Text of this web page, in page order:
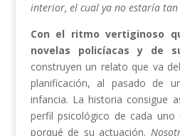
interior, el cual ya no estaría
Con el ritmo vertiginoso
novelas policíacas y de
construyen un relato que va
planificación, al pasado de
infancia. La historia consigue
perfil psicológico de cada
porqué de su actuación.